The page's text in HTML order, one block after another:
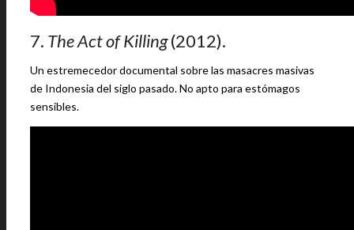
7. The Act of Killing(2012).
Un estremecedor documental sobre las masacres masivas
de Indonesia del siglo pasado. No apto para estómagos
sensibles.